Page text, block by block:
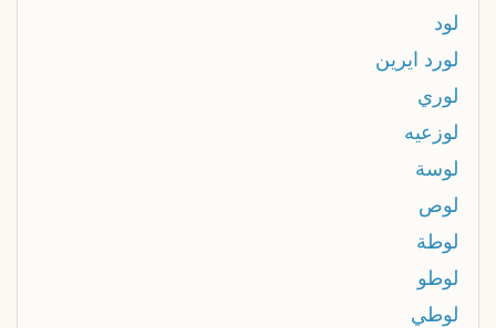
لود
لورد ايرين
لوري
لوزعيه
لوسة
لوص
لوطة
لوطو
لوطي